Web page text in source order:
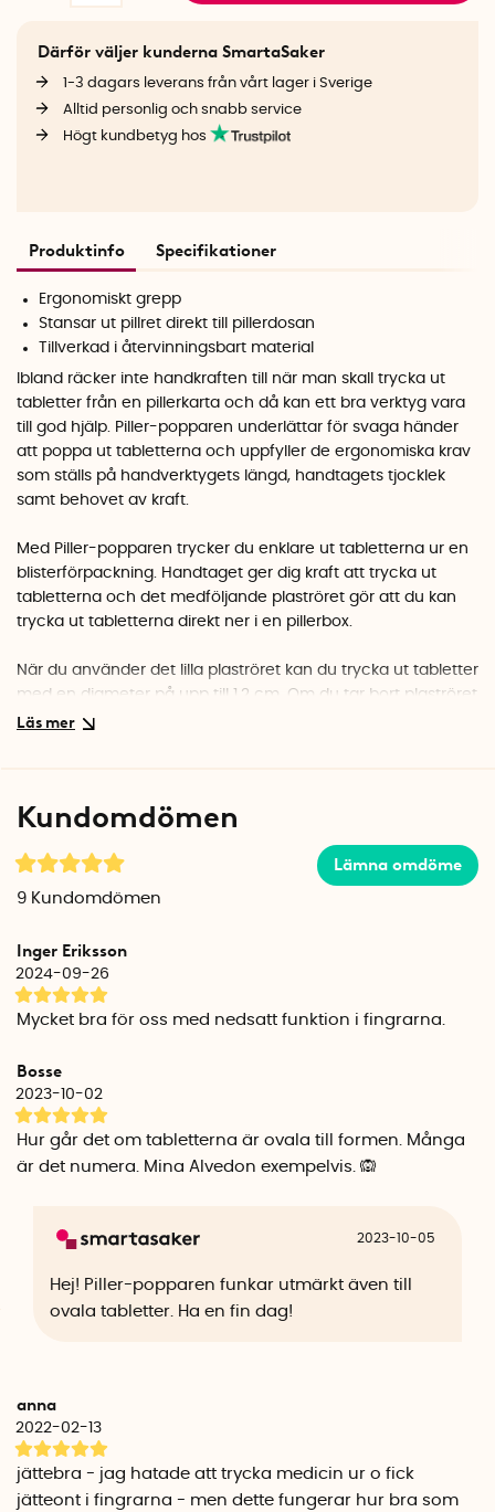
Därför väljer kunderna SmartaSaker
1-3 dagars leverans från vårt lager i Sverige
Alltid personlig och snabb service
Högt kundbetyg hos
Produktinfo Specifikationer
Ergonomiskt grepp
Stansar ut pillret direkt till pillerdosan
Tillverkad i återvinningsbart material
Ibland räcker inte handkraften till när man skall trycka ut
tabletter från en pillerkarta och då kan ett bra verktyg vara
till god hjälp. Piller-popparen underlättar för svaga händer
att poppa ut tabletterna och uppfyller de ergonomiska krav
som ställs på handverktygets längd, handtagets tjocklek
samt behovet av kraft.
Med Piller-popparen trycker du enklare ut tabletterna ur en
blisterförpackning. Handtaget ger dig kraft att trycka ut
tabletterna och det medföljande plaströret gör att du kan
trycka ut tabletterna direkt ner i en pillerbox.
När du använder det lilla plaströret kan du trycka ut tabletter
med en diameter på upp till 1,2 cm. Om du tar bort plaströret
kan du trycka ut tabletter med en diameter på upp till 1,5
Det gör att du kan anpassa piller-popparen efter
som sitter tätt på tablettkartan.
Piller-popparen tål sprittvätt, kan diskas i diskmaskinen och
är godkänd av Reumatikerförbundet.
Kundomdömen
Lämna omdöme
9 Kundomdömen
Inger Eriksson
2024-09-26
Mycket bra för oss med nedsatt funktion i fingrarna.
Bosse
2023-10-02
Hur går det om tabletterna är ovala till formen. Många
är det numera. Mina Alvedon exempelvis. 🙉
2023-10-05
Hej! Piller-popparen funkar utmärkt även till
ovala tabletter. Ha en fin dag!
anna
2022-02-13
jättebra - jag hatade att trycka medicin ur o fick
jätteont i fingrarna - men dette fungerar hur bra som